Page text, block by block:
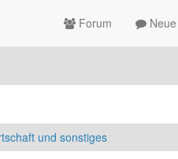
Forum
und sonstiges